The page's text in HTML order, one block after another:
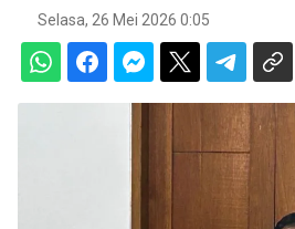
Selasa, 26 Mei 2026 0:05